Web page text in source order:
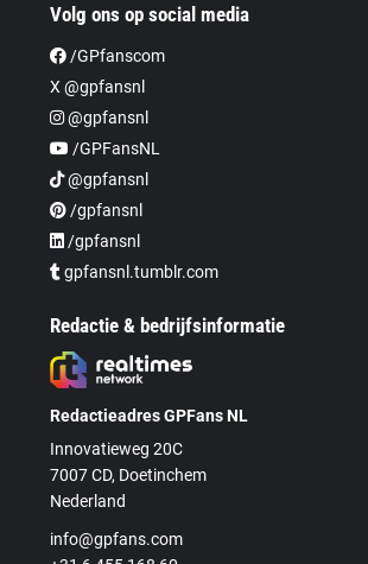
Volg ons op social media
/GPfanscom
X @gpfansnl
@gpfansnl
/GPFansNL
@gpfansnl
/gpfansnl
/gpfansnl
gpfansnl.tumblr.com
Redactie & bedrijfsinformatie
Redactieadres GPFans NL
Innovatieweg 20C
7007 CD, Doetinchem
Nederland
info@gpfans.com